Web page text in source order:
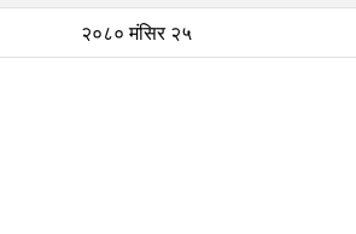
२०८० मंसिर २५